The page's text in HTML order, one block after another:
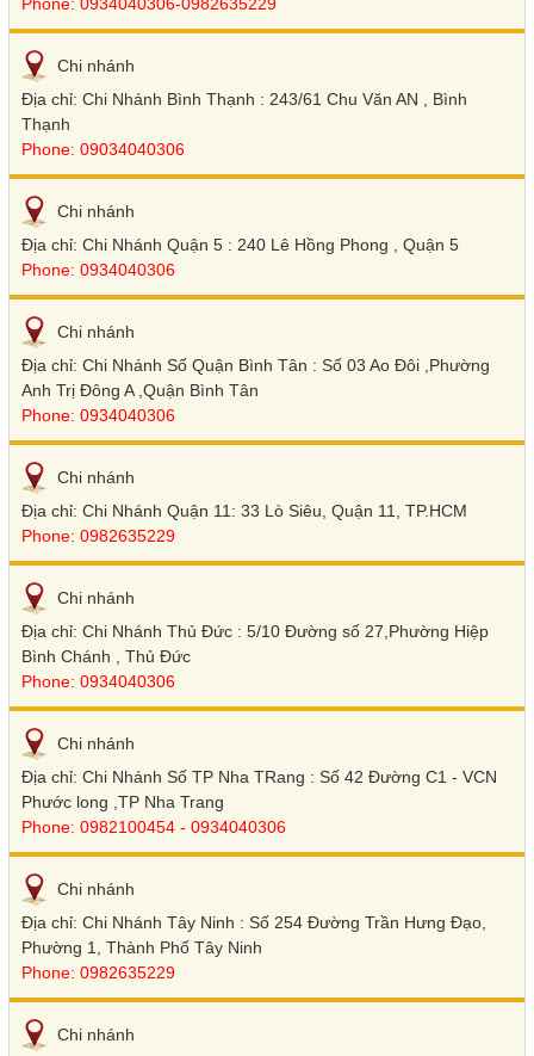
Chi nhánh
Địa chỉ: Chi Nhánh Bình Thạnh : 243/61 Chu Văn AN , Bình
Thạnh
Phone: 09034040306
Chi nhánh
Địa chỉ: Chi Nhánh Quận 5 : 240 Lê Hồng Phong , Quận 5
Phone: 0934040306
Chi nhánh
Địa chỉ: Chi Nhánh Số Quận Bình Tân : Số 03 Ao Đôi ,Phường
Anh Trị Đông A ,Quận Bình Tân
Phone: 0934040306
Chi nhánh
Địa chỉ: Chi Nhánh Quận 11: 33 Lò Siêu, Quận 11, TP.HCM
Phone: 0982635229
Chi nhánh
Địa chỉ: Chi Nhánh Thủ Đức : 5/10 Đường số 27,Phường Hiệp
Bình Chánh , Thủ Đức
Phone: 0934040306
Chi nhánh
Địa chỉ: Chi Nhánh Số TP Nha TRang : Số 42 Đường C1 - VCN
Phước long ,TP Nha Trang
Phone: 0982100454 - 0934040306
Chi nhánh
Địa chỉ: Chi Nhánh Tây Ninh : Số 254 Đường Trần Hưng Đạo,
Phường 1, Thành Phố Tây Ninh
Phone: 0982635229
Chi nhánh